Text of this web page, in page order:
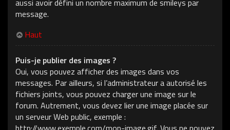
aussi avoir défini un nombre maximum de smileys par
message.
Haut
Puis-je publier des images ?
Oui, vous pouvez afficher des images dans vos
messages. Par ailleurs, si l’administrateur a autorisé les
fichiers joints, vous pouvez charger une image sur le
forum. Autrement, vous devez lier une image placée sur
un serveur Web public, exemple :